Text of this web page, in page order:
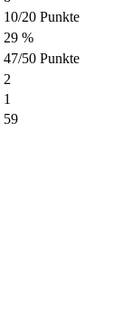
10/20 Punkte
29 %
47/50 Punkte
2
1
59